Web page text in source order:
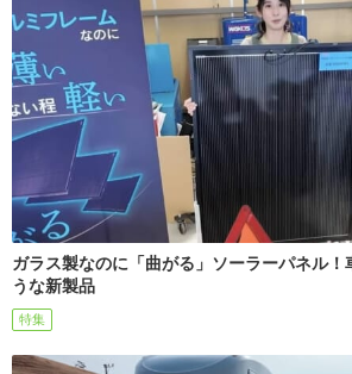
ガラス製なのに「曲がる」ソーラーパネル
うな新製品
特集